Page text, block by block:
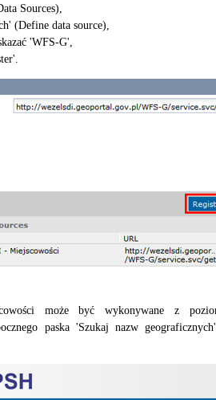
Sources),
(Define data source),
'WFS-G',
może być wykonywane z
paska 'Szukaj nazw